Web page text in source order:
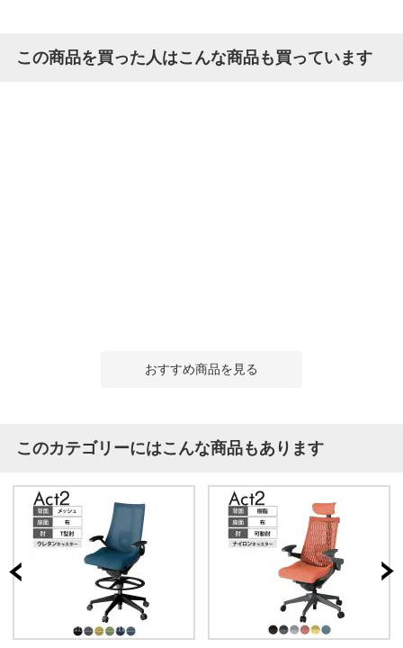
この商品を買った人はこんな商品も買っています
おすすめ商品を見る
このカテゴリーにはこんな商品もあります